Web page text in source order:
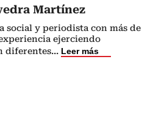
Martínez
social y periodista con más de
ejerciendo
diferentes... Leer más